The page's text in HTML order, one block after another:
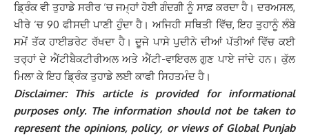
ਡ੍ਰਿੰਕ ਵੀ ਤੁਹਾਡੇ ਸਰੀਰ ‘ਚ ਜਮ੍ਹਾਂ ਹੋਈ ਗੰਦਗੀ ਨੂੰ ਸਾਫ਼ ਕਰਦਾ ਹੈ। ਦਰਅਸਲ,
ਖੀਰੇ ‘ਚ 90 ਫੀਸਦੀ ਪਾਣੀ ਹੁੰਦਾ ਹੈ। ਅਜਿਹੀ ਸਥਿਤੀ ਵਿੱਚ, ਇਹ ਤੁਹਾਨੂੰ ਲੰਬੇ
ਸਮੇਂ ਤੱਕ ਹਾਈਡਰੇਟ ਰੱਖਦਾ ਹੈ। ਦੂਜੇ ਪਾਸੇ ਪੁਦੀਨੇ ਦੀਆਂ ਪੱਤੀਆਂ ਵਿੱਚ ਕਈ
ਤਰ੍ਹਾਂ ਦੇ ਐਂਟੀਬੈਕਟੀਰੀਅਲ ਅਤੇ ਐਂਟੀ-ਵਾਇਰਲ ਗੁਣ ਪਾਏ ਜਾਂਦੇ ਹਨ। ਕੁੱਲ
ਮਿਲਾ ਕੇ ਇਹ ਡ੍ਰਿੰਕ ਤੁਹਾਡੇ ਲਈ ਕਾਫੀ ਸਿਹਤਮੰਦ ਹੈ।
Disclaimer: This article is provided for informational
purposes only. The information should not be taken to
represent the opinions, policy, or views of Global Punjab